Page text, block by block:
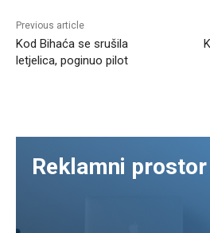
Previous article
Kod Bihaća se srušila
letjelica, poginuo pilot
Reklamni prostor